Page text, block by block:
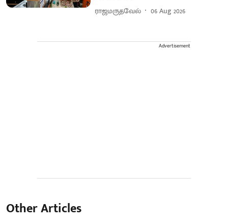
ராஜமருதவேல் 06 Aug 2026
Advertisement
Other Articles